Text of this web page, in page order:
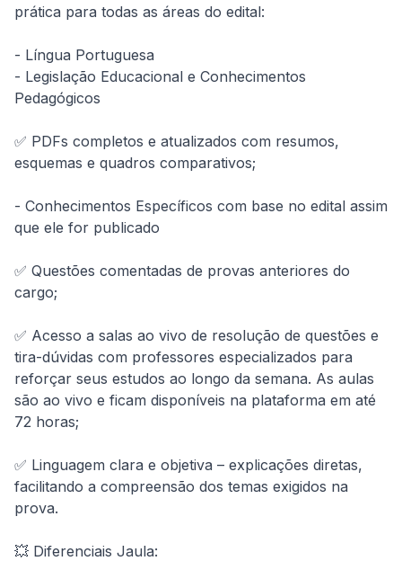
prática para todas as áreas do edital:
- Língua Portuguesa
- Legislação Educacional e Conhecimentos
Pedagógicos
✅ PDFs completos e atualizados com resumos,
esquemas e quadros comparativos;
- Conhecimentos Específicos com base no edital assim
que ele for publicado
✅ Questões comentadas de provas anteriores do
cargo;
✅ Acesso a salas ao vivo de resolução de questões e
tira-dúvidas com professores especializados para
reforçar seus estudos ao longo da semana. As aulas
são ao vivo e ficam disponíveis na plataforma em até
72 horas;
✅ Linguagem clara e objetiva – explicações diretas,
facilitando a compreensão dos temas exigidos na
prova.
💥 Diferenciais Jaula: